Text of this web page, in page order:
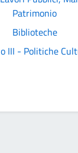
Patrimonio
Biblioteche
III - Politiche